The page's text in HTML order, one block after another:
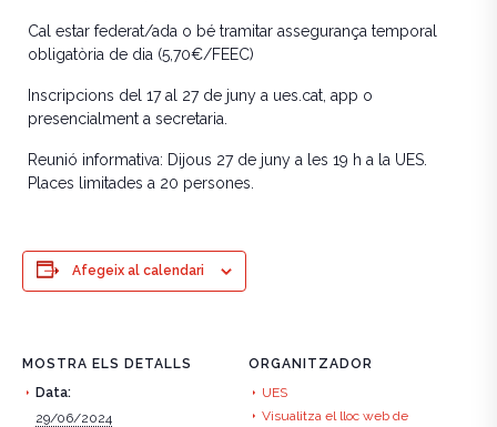
Cal estar federat/ada o bé tramitar assegurança temporal
obligatòria de dia (5,70€/FEEC)
Inscripcions del 17 al 27 de juny a ues.cat, app o
presencialment a secretaria.
Reunió informativa: Dijous 27 de juny a les 19 h a la UES.
Places limitades a 20 persones.
Afegeix al calendari
MOSTRA ELS DETALLS
Data:
29/06/2024
ORGANITZADOR
UES
Visualitza el lloc web de